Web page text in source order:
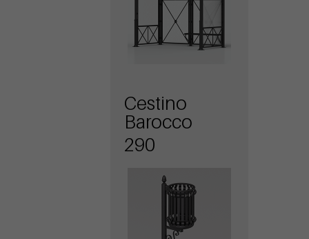
Cestino
Barocco
290